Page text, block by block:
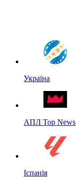
Україна
АПЛ Top News
Іспанія